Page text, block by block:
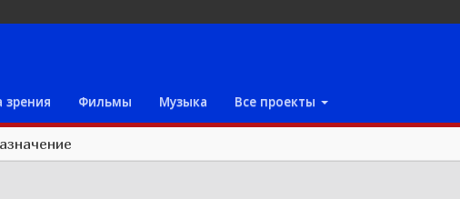
зрения Фильмы Музыка Все проекты